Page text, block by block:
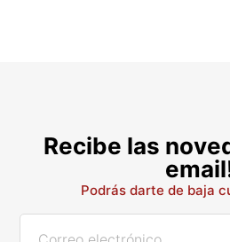
Recibe las
Podrás darte de baja